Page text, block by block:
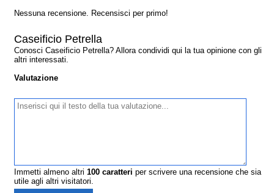
Nessuna recensione. Recensisci per primo!
Caseificio Petrella
Conosci Caseificio Petrella? Allora condividi qui la tua opinione con gli
altri interessati.
Valutazione
Immetti almeno altri100 caratteri per scrivere una recensione che sia
utile agli altri visitatori.